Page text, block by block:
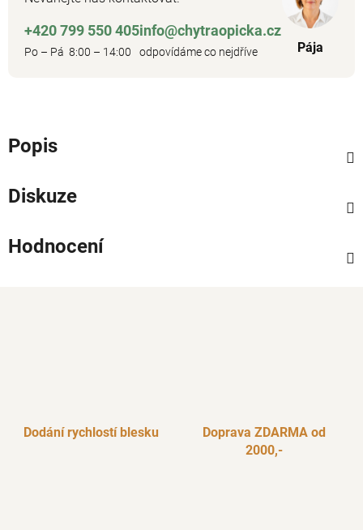
+420 799 550 405
Po – Pá 8:00 – 14:00
info@chytraopicka.cz
odpovídáme co nejdříve Pája
Popis
Diskuze
Hodnocení
Dodání rychlostí blesku
Doprava ZDARMA od
2000,-